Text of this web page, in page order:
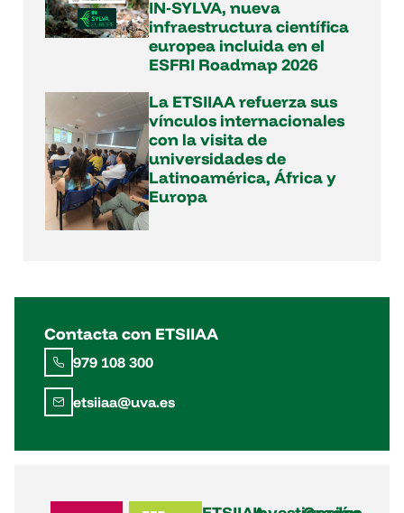
IN‑SYLVA, nueva
infraestructura científica
europea incluida en el
ESFRI Roadmap 2026
La ETSIIAA refuerza sus
vínculos internacionales
con la visita de
universidades de
Latinoamérica, África y
Europa
Contacta con ETSIIAA
979 108 300
etsiiaa@uva.es